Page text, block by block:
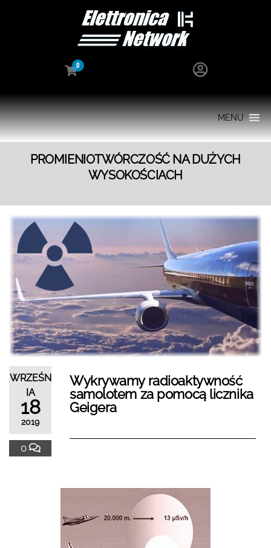
0
MENU
PROMIENIOTWÓRCZOŚĆ NA DUŻYCH
WYSOKOŚCIACH
WRZEŚN
IA
18
2019
0
Wykrywamy radioaktywność
samolotem za pomocą licznika
Geigera